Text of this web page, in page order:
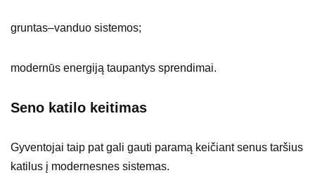
gruntas–vanduo sistemos;
modernūs energiją taupantys sprendimai.
Seno katilo keitimas
Gyventojai taip pat gali gauti paramą keičiant senus taršius
katilus į modernesnes sistemas.